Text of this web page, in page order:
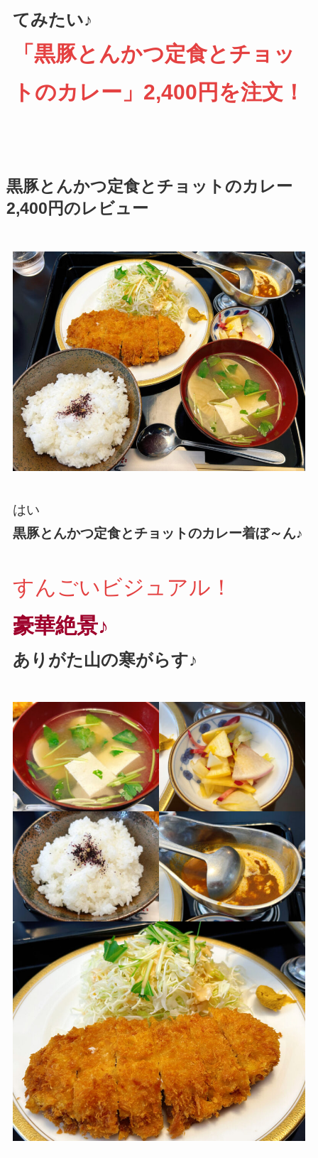
てみたい♪
「黒豚とんかつ定食とチョッ
トのカレー」2,400円を注文！
黒豚とんかつ定食とチョットのカレー
2,400円のレビュー
はい
黒豚とんかつ定食とチョットのカレー着ぼ～ん♪
すんごいビジュアル！
豪華絶景♪
ありがた山の寒がらす♪